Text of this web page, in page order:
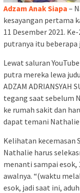
Adzam Anak Siapa –
kesayangan pertama
11 Desember 2021.
putranya itu beberapa
Lewat saluran
putra mereka lewa
ADZAM ADRIANSYAH
tegang saat sebelum
ke rumah sakit dan
dapat temani Nathalie
Kelihatan kecemasan
Nathalie harus
menanti sampai esok,
awalnya. “(waktu
esok, jadi saat ini,